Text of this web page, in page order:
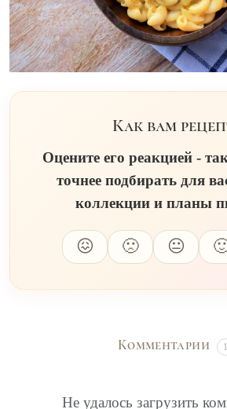
Как вам
Оцените его реакцией -
точнее подбирать для
коллекции и планы
😖 🙁 😐
Комментарии 1
Не удалось загрузить